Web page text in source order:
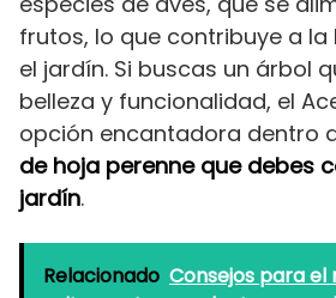
frutos, lo que contribuye a
el jardín. Si buscas un árbol
belleza y funcionalidad, el
opción encantadora dentro
de hoja perenne que debes
jardín.
Relacionado Consejos para el